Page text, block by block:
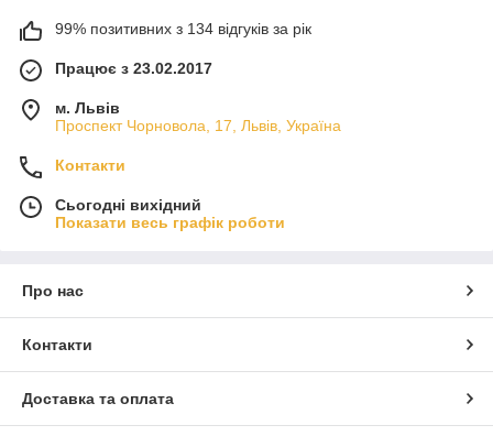
99% позитивних з 134 відгуків за рік
Працює з 23.02.2017
м. Львів
Проспект Чорновола, 17, Львів, Україна
Контакти
Сьогодні вихідний
Показати весь графік роботи
Про нас
Контакти
Доставка та оплата